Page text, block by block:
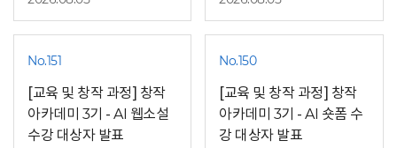
No.151
[교육 및 창작 과정] 창작
아카데미 3기 - AI 웹소설
수강 대상자 발표
No.150
[교육 및 창작 과정] 창작
아카데미 3기 - AI 숏폼 수
강 대상자 발표